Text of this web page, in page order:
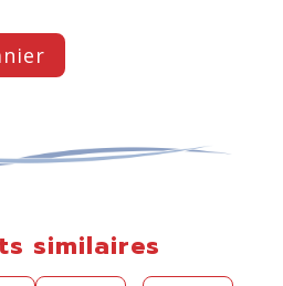
similaires